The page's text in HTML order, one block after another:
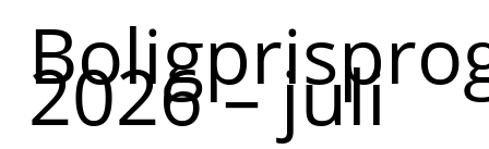
2026 – juli